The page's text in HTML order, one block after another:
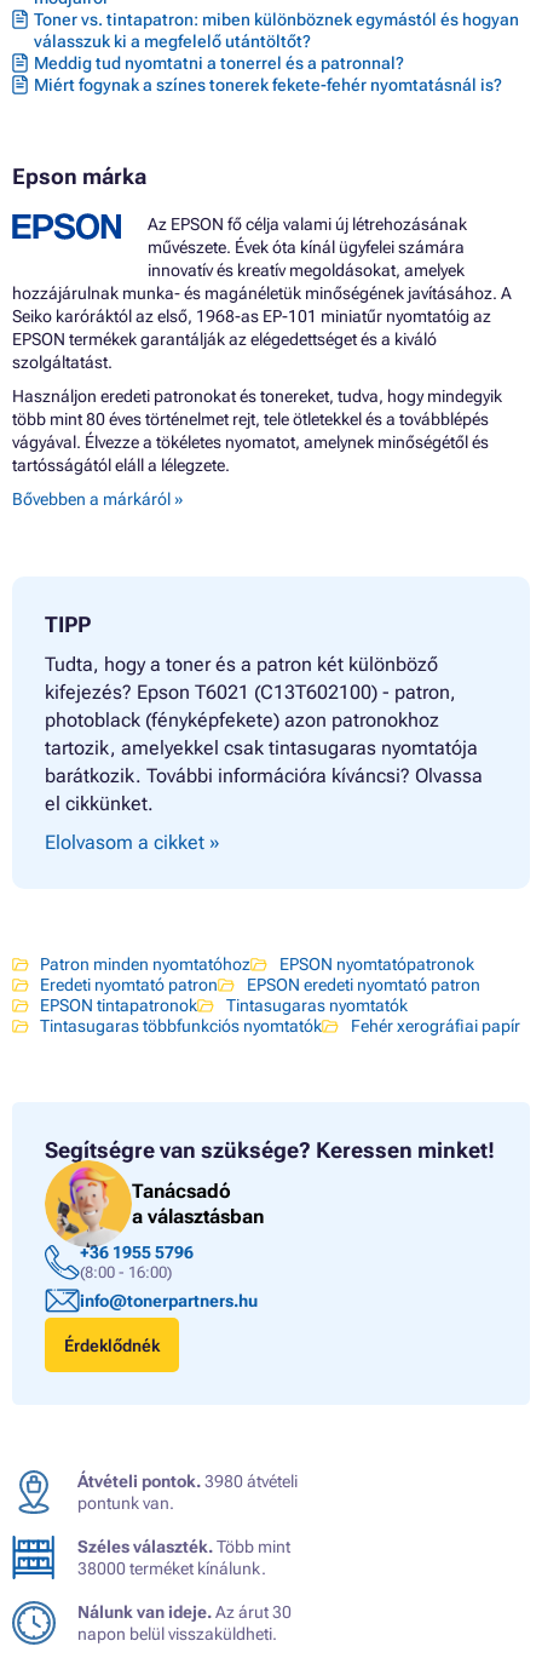
Toner vs. tintapatron: miben különböznek egymástól és hogyan
válasszuk ki a megfelelő utántöltőt?
Meddig tud nyomtatni a tonerrel és a patronnal?
Miért fogynak a színes tonerek fekete-fehér nyomtatásnál is?
Epson márka
Az EPSON fő célja valami új létrehozásának
művészete. Évek óta kínál ügyfelei számára
innovatív és kreatív megoldásokat, amelyek
hozzájárulnak munka- és magánéletük minőségének javításához. A
Seiko karóráktól az első, 1968-as EP-101 miniatűr nyomtatóig az
EPSON termékek garantálják az elégedettséget és a kiváló
szolgáltatást.
Használjon eredeti patronokat és tonereket, tudva, hogy mindegyik
több mint 80 éves történelmet rejt, tele ötletekkel és a továbblépés
vágyával. Élvezze a tökéletes nyomatot, amelynek minőségétől és
tartósságától eláll a lélegzete.
Bővebben a márkáról »
TIPP
Tudta, hogy a toner és a patron két különböző
kifejezés? Epson T6021 (C13T602100) - patron,
photoblack (fényképfekete) azon patronokhoz
tartozik, amelyekkel csak tintasugaras nyomtatója
barátkozik. További információra kíváncsi? Olvassa
el cikkünket.
Elolvasom a cikket »
Patron minden nyomtatóhoz
EPSON nyomtatópatronok
Eredeti nyomtató patron
EPSON eredeti nyomtató patron
EPSON tintapatronok
Tintasugaras nyomtatók
Tintasugaras többfunkciós nyomtatók
Fehér xerográfiai papír
Segítségre van szüksége? Keressen minket!
Tanácsadó
a választásban
+36 1955 5796
(8:00 - 16:00)
info@tonerpartners.hu
Érdeklődnék
Átvételi pontok.3980 átvételi
pontunk van.
Széles választék.Több mint
38000 terméket kínálunk.
Nálunk van ideje.Az árut 30
napon belül visszaküldheti.